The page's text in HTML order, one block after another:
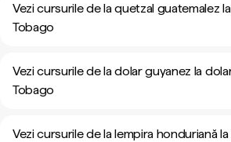
Vezi cursurile de la quetzal guatemalez
Tobago
Vezi cursurile de la dolar guyanez la
Tobago
Vezi cursurile de la lempira honduriană